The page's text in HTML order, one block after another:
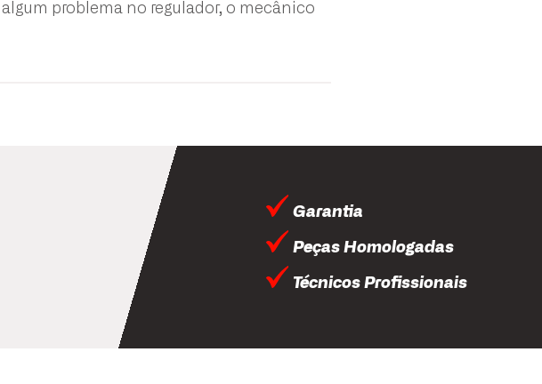
problema no regulador, o mecânico
Garantia
Peças Homologadas
Técnicos Profissionais